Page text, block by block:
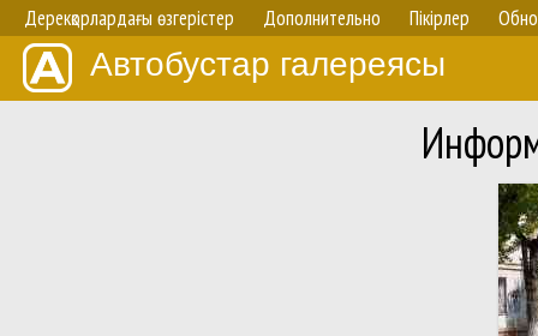
Дерекқорлардағы өзгерістер Дополнительно Пікірлер
Автобустар галереясы